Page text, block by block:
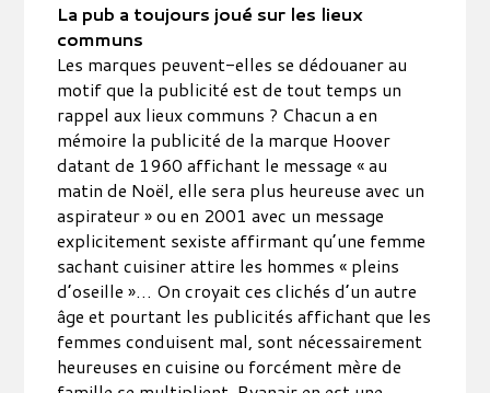
La pub a toujours joué sur les lieux
communs
Les marques peuvent-elles se dédouaner au
motif que la publicité est de tout temps un
rappel aux lieux communs ? Chacun a en
mémoire la publicité de la marque Hoover
datant de 1960 affichant le message « au
matin de Noël, elle sera plus heureuse avec un
aspirateur » ou en 2001 avec un message
explicitement sexiste affirmant qu’une femme
sachant cuisiner attire les hommes « pleins
d’oseille »… On croyait ces clichés d’un autre
âge et pourtant les publicités affichant que les
femmes conduisent mal, sont nécessairement
heureuses en cuisine ou forcément mère de